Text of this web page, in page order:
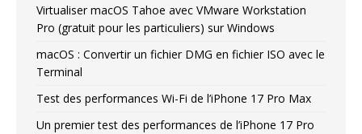
Virtualiser macOS Tahoe avec VMware Workstation
Pro (gratuit pour les particuliers) sur Windows
macOS : Convertir un fichier DMG en fichier ISO avec le
Terminal
Test des performances Wi-Fi de l’iPhone 17 Pro Max
Un premier test des performances de l’iPhone 17 Pro